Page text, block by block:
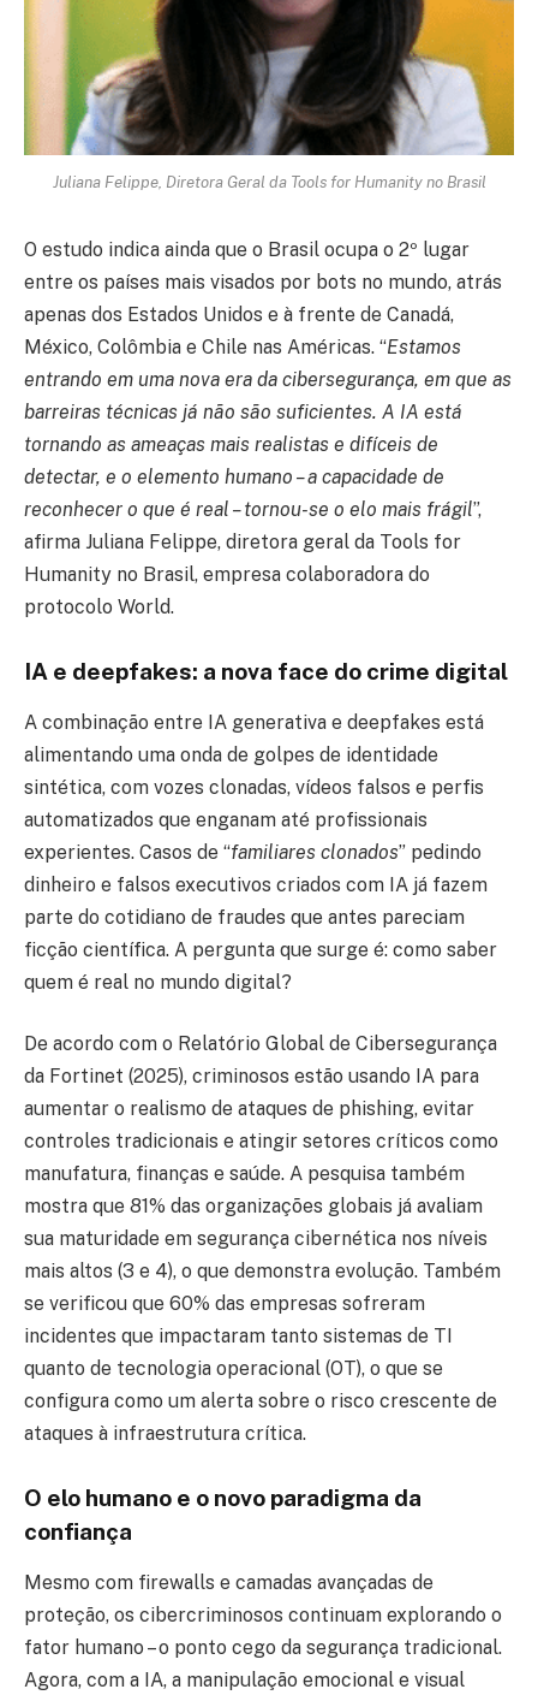
Juliana Felippe, Diretora Geral da Tools for Humanity no Brasil
O estudo indica ainda que o Brasil ocupa o 2º lugar
entre os países mais visados por bots no mundo, atrás
apenas dos Estados Unidos e à frente de Canadá,
México, Colômbia e Chile nas Américas. “Estamos
entrando em uma nova era da cibersegurança, em que as
barreiras técnicas já não são suficientes. A IA está
tornando as ameaças mais realistas e difíceis de
detectar, e o elemento humano – a capacidade de
reconhecer o que é real – tornou-se o elo mais frágil”,
afirma Juliana Felippe, diretora geral da Tools for
Humanity no Brasil, empresa colaboradora do
protocolo World.
IA e deepfakes: a nova face do crime digital
A combinação entre IA generativa e deepfakes está
alimentando uma onda de golpes de identidade
sintética, com vozes clonadas, vídeos falsos e perfis
automatizados que enganam até profissionais
experientes. Casos de “familiares clonados” pedindo
dinheiro e falsos executivos criados com IA já fazem
parte do cotidiano de fraudes que antes pareciam
ficção científica. A pergunta que surge é: como saber
quem é real no mundo digital?
De acordo com o Relatório Global de Cibersegurança
da Fortinet (2025), criminosos estão usando IA para
aumentar o realismo de ataques de phishing, evitar
controles tradicionais e atingir setores críticos como
manufatura, finanças e saúde. A pesquisa também
mostra que 81% das organizações globais já avaliam
sua maturidade em segurança cibernética nos níveis
mais altos (3 e 4), o que demonstra evolução. Também
se verificou que 60% das empresas sofreram
incidentes que impactaram tanto sistemas de TI
quanto de tecnologia operacional (OT), o que se
configura como um alerta sobre o risco crescente de
ataques à infraestrutura crítica.
O elo humano e o novo paradigma da
confiança
Mesmo com firewalls e camadas avançadas de
proteção, os cibercriminosos continuam explorando o
fator humano – o ponto cego da segurança tradicional.
Agora, com a IA, a manipulação emocional e visual